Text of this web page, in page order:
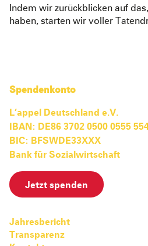
Indem wir zurückblicken auf
haben, starten wir voller
Spendenkonto
L’appel Deutschland e.V.
IBAN: DE86 3702 0500 0555
BIC: BFSWDE33XXX
Bank für Sozialwirtschaft
Jetzt spenden
Jahresbericht
Transparenz